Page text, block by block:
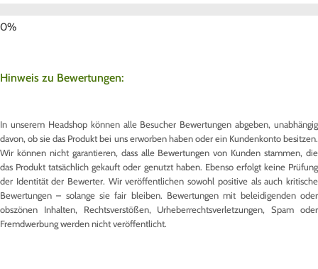
Hinweis zu Bewertungen:
In unserem Headshop können alle Besucher Bewertungen abgeben, unabhängig
davon, ob sie das Produkt bei uns erworben haben oder ein Kundenkonto besitzen.
Wir können nicht garantieren, dass alle Bewertungen von Kunden stammen, die
das Produkt tatsächlich gekauft oder genutzt haben. Ebenso erfolgt keine Prüfung
der Identität der Bewerter. Wir veröffentlichen sowohl positive als auch kritische
Bewertungen – solange sie fair bleiben. Bewertungen mit beleidigenden oder
obszönen Inhalten, Rechtsverstößen, Urheberrechtsverletzungen, Spam oder
Fremdwerbung werden nicht veröffentlicht.